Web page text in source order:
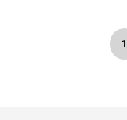
1